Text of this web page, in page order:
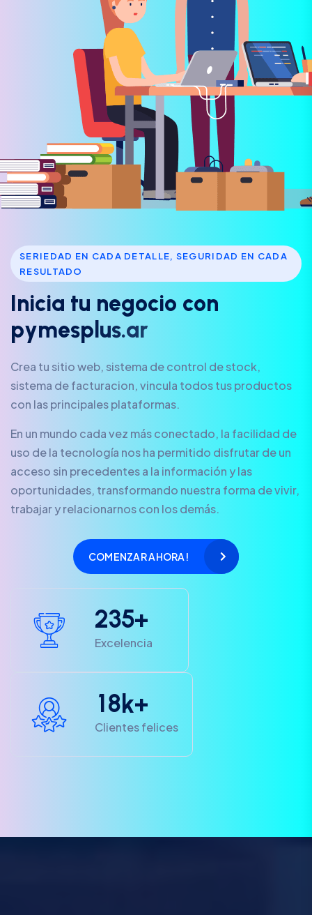
SERIEDAD EN CADA DETALLE, SEGURIDAD EN CADA
RESULTADO
Inicia tu negocio con
pymesp us.ar
Crea tu sitio web, sistema de control de stock,
sistema de facturacion, vincula todos tus productos
con las principales plataformas.
En un mundo cada vez más conectado, la facilidad de
uso de la tecnología nos ha permitido disfrutar de un
acceso sin precedentes a la información y las
oportunidades, transformando nuestra forma de vivir,
trabajar y relacionarnos con los demás.
COMENZAR AHORA!
235+
Excelencia
18k+
Clientes felices